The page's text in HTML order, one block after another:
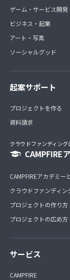
ゲーム・サービス開発
ビジネス・起業
アート・写真
ソーシャルグッド
起案サポート
プロジェクトを作る
資料請求
クラウドファンディン
CAMPFIRE
CAMPFIREアカデミー
クラウドファンディン
プロジェクトの作り方
プロジェクトの広め方
サービス
CAMPFIRE